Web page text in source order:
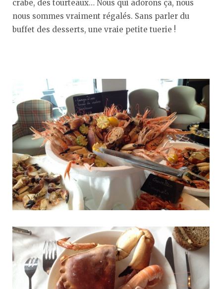
crabe, des tourteaux… Nous qui adorons ça, nous
nous sommes vraiment régalés. Sans parler du
buffet des desserts, une vraie petite tuerie !